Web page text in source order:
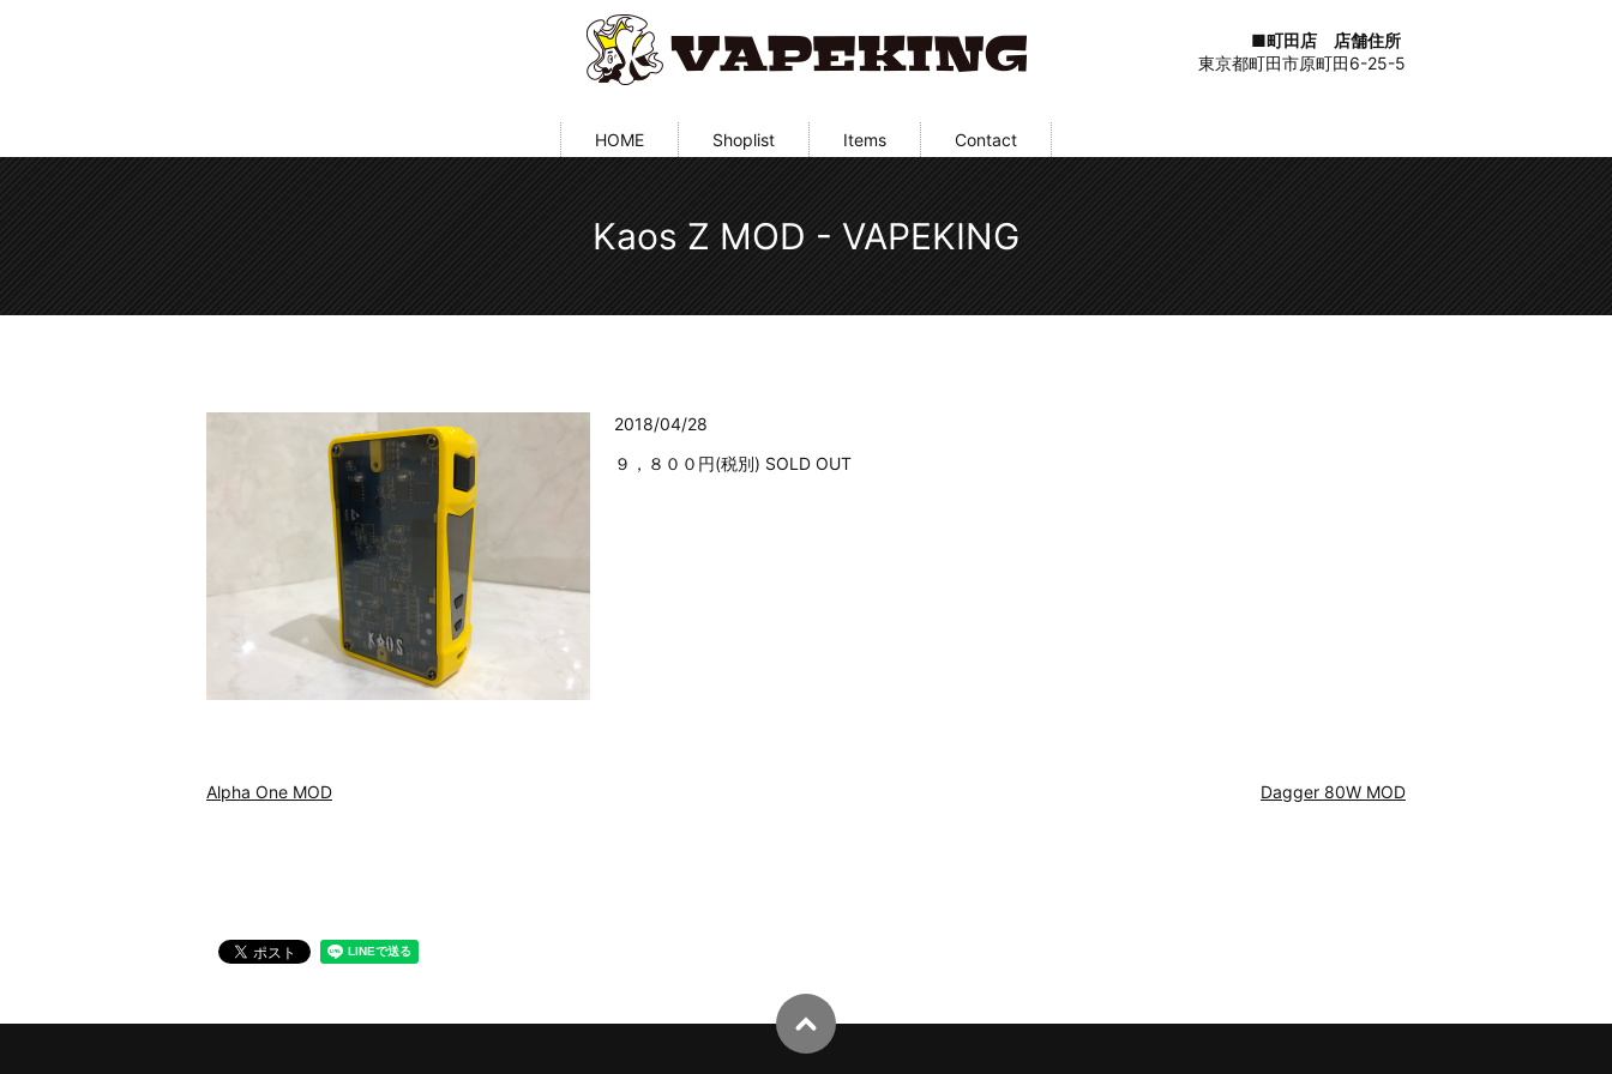
■町田店 店舗住所
東京都町田市原町田6-25-5
HOME Shoplist Items Contact
Kaos Z MOD - VAPEKING
2018/04/28
９，８００円(税別) SOLD OUT
Alpha One MOD Dagger 80W MOD